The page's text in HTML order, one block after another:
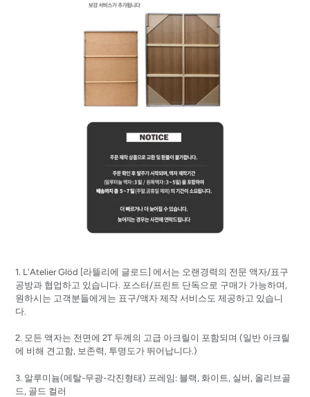
1. L'Atelier Glöd [라뜰리에 글로드] 에서는 오랜경력의 전문 액자/표구
공방과 협업하고 있습니다. 포스터/프린트 단독으로 구매가 가능하며,
원하시는 고객분들에게는 표구/액자 제작 서비스도 제공하고 있습니
다.
2. 모든 액자는 전면에 2T 두께의 고급 아크릴이 포함되며 (일반 아크릴
에 비해 견고함, 보존력, 투명도가 뛰어납니다.)
3. 알루미늄(메탈-무광-각진형태) 프레임: 블랙, 화이트, 실버, 올리브골
드, 골드 컬러